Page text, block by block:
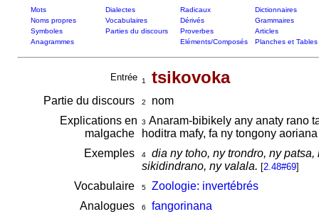
Mots Dialectes Radicaux
Dictionnaires
Noms propres
Vocabulaires Dérivés
Grammaires
Symboles
Parties du discours Proverbes
Articles
Anagrammes
Eléments/Composés Planches et Tables
Entrée 1 tsikovoka
Partie du discours 2
nom
Explications en
malgache
3 Anaram-bibikely any anaty rano
hoditra mafy, fa ny tongony
Exemples
4
dia ny toho, ny trondro, ny
sikidindrano, ny valala. [2.48#69]
Vocabulaire 5
Zoologie: invertébrés
Analogues
6
fangorinana